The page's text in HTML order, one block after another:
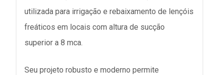
utilizada para irrigação e rebaixamento de lençóis
freáticos em locais com altura de sucção
superior a 8 mca.
Seu projeto robusto e moderno permite